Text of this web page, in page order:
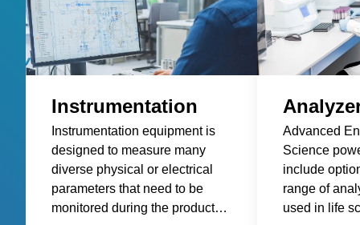
Instrumentation
Instrumentation equipment is
designed to measure many
diverse physical or electrical
parameters that need to be
monitored during the product
Advanced
Science
include
range of
used in life